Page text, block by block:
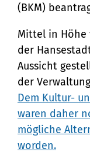
(BKM)
Mittel in Höhe
der
Aussicht
der
Dem Kultur-
waren daher
mögliche
worden.